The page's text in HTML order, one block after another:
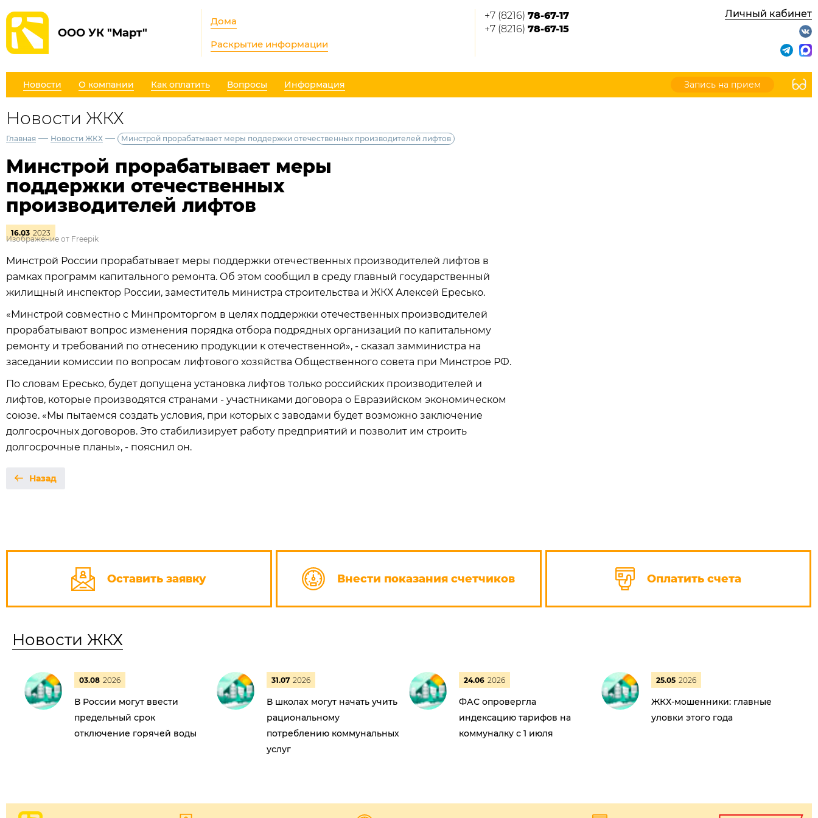
ООО УК "Март"
Дома
Раскрытие информации
+7 (8216) 78-67-17
+7 (8216) 78-67-15
Личный кабинет
Новости О компании Как оплатить Вопросы Информация Запись на прием
Новости ЖКХ
Главная — Новости ЖКХ — Минстрой прорабатывает меры поддержки отечественных производителей лифтов
Минстрой прорабатывает меры
поддержки отечественных
производителей лифтов
16.03 2023
Изображение от Freepik
Минстрой России прорабатывает меры поддержки отечественных производителей лифтов в
рамках программ капитального ремонта. Об этом сообщил в среду главный государственный
жилищный инспектор России, заместитель министра строительства и ЖКХ Алексей Ересько.
«Минстрой совместно с Минпромторгом в целях поддержки отечественных производителей
прорабатывают вопрос изменения порядка отбора подрядных организаций по капитальному
ремонту и требований по отнесению продукции к отечественной», - сказал замминистра на
заседании комиссии по вопросам лифтового хозяйства Общественного совета при Минстрое РФ.
По словам Ересько, будет допущена установка лифтов только российских производителей и
лифтов, которые производятся странами - участниками договора о Евразийском экономическом
союзе. «Мы пытаемся создать условия, при которых с заводами будет возможно заключение
долгосрочных договоров. Это стабилизирует работу предприятий и позволит им строить
долгосрочные планы», - пояснил он.
Назад
Оставить заявку Внести показания счетчиков Оплатить счета
Новости ЖКХ
03.08 2026
В России могут ввести
предельный срок
отключение горячей воды
31.07 2026
В школах могут начать учить
рациональному
потреблению коммунальных
услуг
24.06 2026
ФАС опровергла
индексацию тарифов на
коммуналку с 1 июля
25.05 2026
ЖКХ-мошенники: главные
уловки этого года